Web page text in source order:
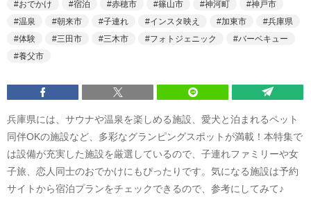
おでかけ 宿泊 赤穂市 篠山市 神河町
神戸市
温泉
朝来市 子連れ インスタ映え 加東市
兵庫県
体験
三田市 三木市 フォトジェニック
バーベキュー
養父市
兵庫県には、サウナや温泉を楽しめる施設、愛犬と泊まれるペット
同伴OKの施設など、多彩なグランピングスポットが満載！本特集で
は設備が充実した施設を厳選しているので、子連れファミリーや女
子旅、恋人同士のおでかけにもぴったりです。気になる施設は予約
サイトから宿泊プランをチェックできるので、参考にしてみて♪